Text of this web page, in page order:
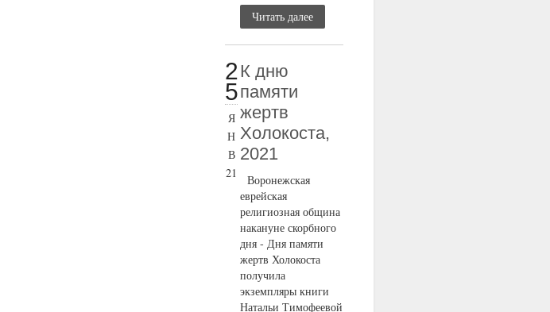
Читать далее
2
5
Я
Н
В
21
К дню
памяти
жертв
Холокоста,
2021
Воронежская
еврейская
религиозная община
накануне скорбного
дня - Дня памяти
жертв Холокоста
получила
экземпляры книги
Натальи Тимофеевой